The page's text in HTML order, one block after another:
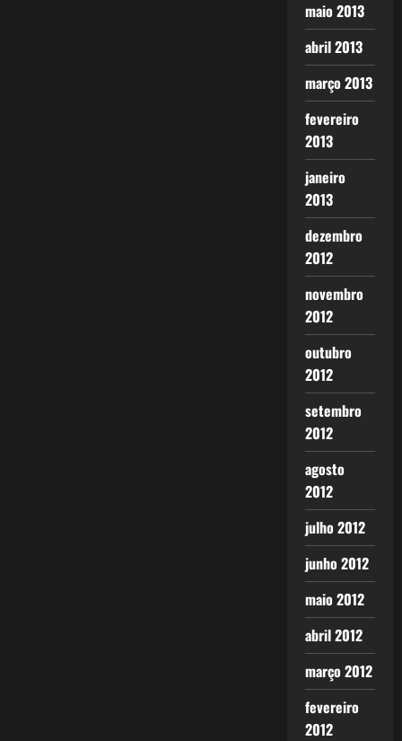
maio 2013
abril 2013
março 2013
fevereiro
2013
janeiro
2013
dezembro
2012
novembro
2012
outubro
2012
setembro
2012
agosto
2012
julho 2012
junho 2012
maio 2012
abril 2012
março 2012
fevereiro
2012